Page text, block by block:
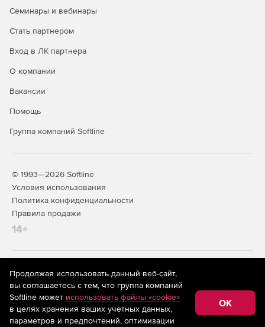
Семинары и вебинары
Стать партнером
Вход в ЛК партнера
О компании
Вакансии
Помощь
Группа компаний Softline
© 1993—2026 Softline
Условия использования
Политика конфиденциальности
Правила продажи
14+
На информационном ресурсе store.softline.ru применяются
рекомендательные технологии
(информационные технологии
предоставления информации на основе сбора,
систематизации и анализа сведений, относящихся к
предпочтениям пользователей сети «Интернет»,
находящихся на территории Российской Федерации)
Продолжая использовать данный веб-сайт,
вы соглашаетесь с тем, что группа компаний
Softline может использовать файлы «cookie»
в целях хранения ваших учетных данных,
параметров и предпочтений, оптимизации
OK